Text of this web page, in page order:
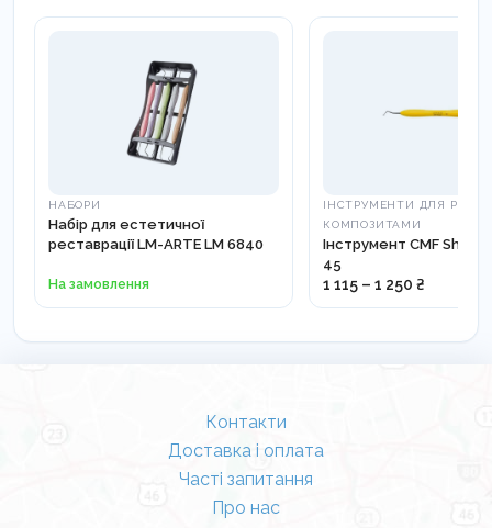
НАБОРИ
Набір для естетичної
реставрації LM-ARTE LM 6840
На замовлення
ІНСТРУМЕНТИ ДЛЯ
КОМПОЗИТАМИ
Інструмент CMF
45
1 115 – 1 250 ₴
Контакти
Доставка і оплата
Часті запитання
Про нас